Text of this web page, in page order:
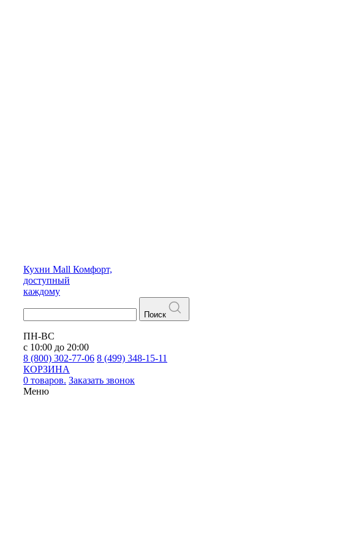
Кухни Mall Комфорт,
доступный
каждому
Поиск
ПН-ВС
с 10:00 до 20:00
8 (800) 302-77-06 8 (499) 348-15-11
КОРЗИНА
0 товаров. Заказать звонок
Меню